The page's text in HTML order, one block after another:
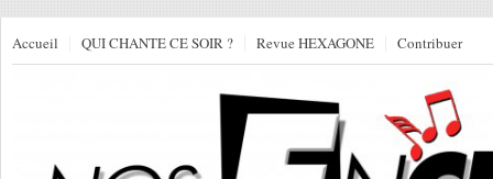
Accueil QUI CHANTE CE SOIR ? Revue HEXAGONE Contribuer